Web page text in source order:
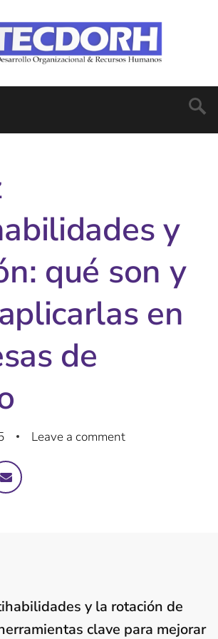
y
qué son y
en
de
Leave a comment
y la rotación de
clave para mejorar